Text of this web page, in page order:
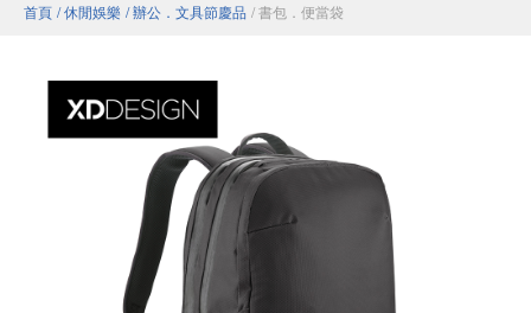
首頁 / 休閒娛樂 / 辦公．文具節慶品 / 書包．便當袋